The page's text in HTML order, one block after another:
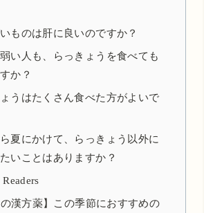
ものは肝に良いのですか？
い人も、らっきょうを食べても
か？
うはたくさん食べた方がよいで
夏にかけて、らっきょう以外に
いことはありますか？
の漢方薬】この季節におすすめの